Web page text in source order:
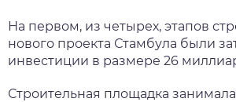
На первом, из четырех, этапов
нового проекта Стамбула были
инвестиции в размере 26
Строительная площадка занимала